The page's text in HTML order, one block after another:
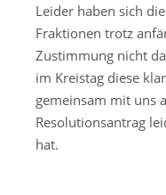
Leider haben sich
Fraktionen trotz
Zustimmung nicht
im Kreistag diese
gemeinsam mit uns
Resolutionsantrag
hat.